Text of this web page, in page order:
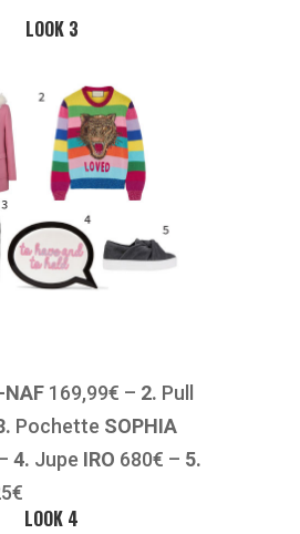
LOOK 3
NAF169,99€ – 2. Pull
Pochette SOPHIA
4. Jupe IRO 680€ – 5.
LOOK 4